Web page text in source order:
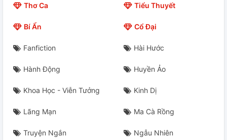
Thơ Ca Tiểu Thuyết
Bí Ẩn Cổ Đại
Fanfiction Hài Hước
Hành Động Huyền Ảo
Khoa Học - Viễn Tưởng Kinh Dị
Lãng Mạn Ma Cà Rồng
Truyện Ngắn Ngẫu Nhiên